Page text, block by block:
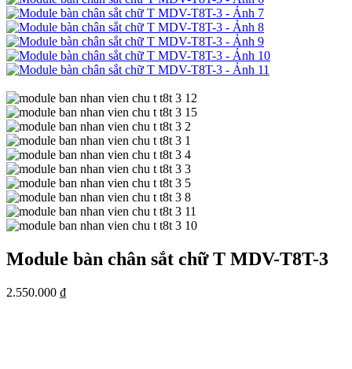
Module bàn chân sắt chữ T MDV-T8T-3
2.550.000 ₫